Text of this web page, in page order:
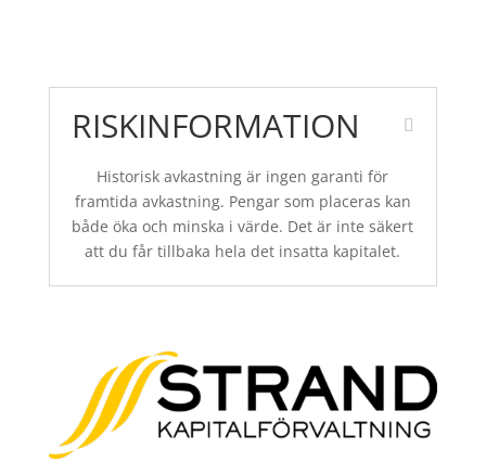
RISKINFORMATION
Historisk avkastning är ingen garanti för
framtida avkastning. Pengar som placeras kan
både öka och minska i värde. Det är inte säkert
att du får tillbaka hela det insatta kapitalet.